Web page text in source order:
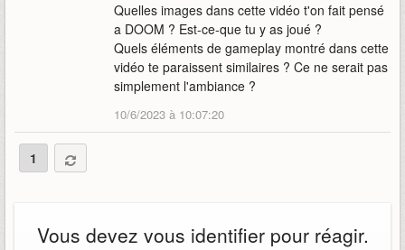
Quelles images dans cette vidéo t'on fait pensé
a DOOM ? Est-ce-que tu y as joué ?
Quels éléments de gameplay montré dans cette
vidéo te paraissent similaires ? Ce ne serait pas
simplement l'ambiance ?
10/6/2023 à 10:07:20
1
Vous devez vous identifier pour réagir.